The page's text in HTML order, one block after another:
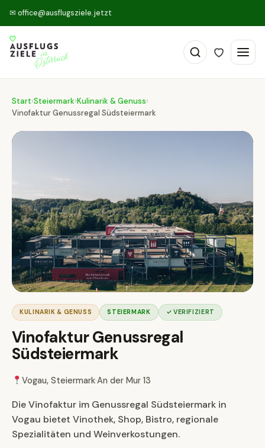
✉ office@ausflugsziele.jetzt
Start›Steiermark›Kulinarik & Genuss›
Vinofaktur Genussregal Südsteiermark
KULINARIK & GENUSS STEIERMARK ✓ VERIFIZIERT
Vinofaktur Genussregal
Südsteiermark
Vogau, Steiermark·An der Mur 13
Die Vinofaktur im Genussregal Südsteiermark in
Vogau bietet Vinothek, Shop, Bistro, regionale
Spezialitäten und Weinverkostungen.